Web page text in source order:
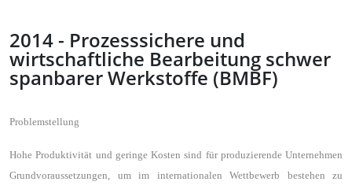
2014 - Prozesssichere und
wirtschaftliche Bearbeitung schwer
spanbarer Werkstoffe (BMBF)
Problemstellung
Hohe Produktivität und geringe Kosten sind für produzierende Unternehmen
Grundvoraussetzungen, um im internationalen Wettbewerb bestehen zu